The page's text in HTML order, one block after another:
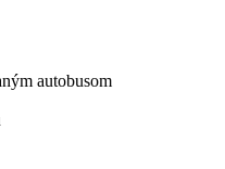
autobusom